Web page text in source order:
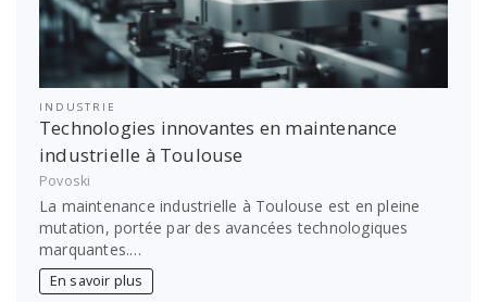
INDUSTRIE
Technologies innovantes en maintenance
industrielle à Toulouse
Povoski
La maintenance industrielle à Toulouse est en pleine
mutation, portée par des avancées technologiques
marquantes.…
En savoir plus